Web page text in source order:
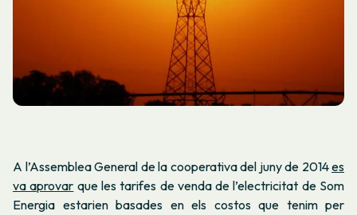
A l’Assemblea General de la cooperativa del juny de 2014es
va aprovar que les tarifes de venda de l’electricitat de Som
Energia estarien basades en els costos que tenim per